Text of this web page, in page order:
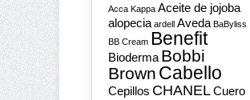
Acca Kappa Aceite de jojoba
alopecia ardell Aveda BaByliss
BB Cream Benefit
Bioderma Bobbi
Brown Cabello
Cepillos CHANELCuero